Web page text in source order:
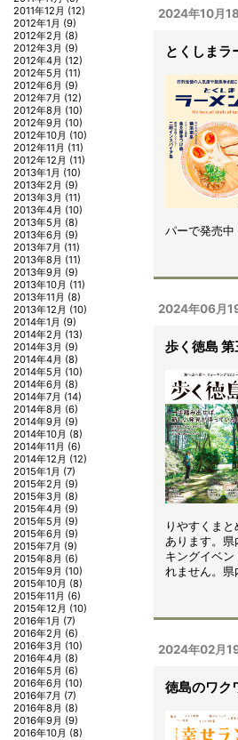
2024年10月
とくしまラ
パーで発売中
2024年06月
歩く徳島
りやすくま
あります。
キングイベ
れません。県
2024年02月
徳島のワク
2011年12月 (12)
2012年1月 (9)
2012年2月 (8)
2012年3月 (9)
2012年4月 (12)
2012年5月 (11)
2012年6月 (9)
2012年7月 (12)
2012年8月 (10)
2012年9月 (10)
2012年10月 (10)
2012年11月 (11)
2012年12月 (11)
2013年1月 (10)
2013年2月 (9)
2013年3月 (11)
2013年4月 (10)
2013年5月 (8)
2013年6月 (9)
2013年7月 (11)
2013年8月 (11)
2013年9月 (9)
2013年10月 (11)
2013年11月 (8)
2013年12月 (10)
2014年1月 (9)
2014年2月 (13)
2014年3月 (9)
2014年4月 (8)
2014年5月 (10)
2014年6月 (8)
2014年7月 (14)
2014年8月 (6)
2014年9月 (9)
2014年10月 (8)
2014年11月 (6)
2014年12月 (12)
2015年1月 (7)
2015年2月 (9)
2015年3月 (8)
2015年4月 (9)
2015年5月 (9)
2015年6月 (9)
2015年7月 (9)
2015年8月 (6)
2015年9月 (10)
2015年10月 (8)
2015年11月 (6)
2015年12月 (10)
2016年1月 (7)
2016年2月 (6)
2016年3月 (10)
2016年4月 (8)
2016年5月 (6)
2016年6月 (10)
2016年7月 (7)
2016年8月 (8)
2016年9月 (9)
2016年10月 (8)